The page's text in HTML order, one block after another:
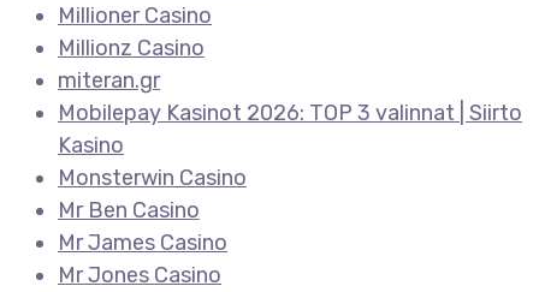
Millioner Casino
Millionz Casino
miteran.gr
Mobilepay Kasinot 2026: TOP 3 valinnat | Siirto
Kasino
Monsterwin Casino
Mr Ben Casino
Mr James Casino
Mr Jones Casino